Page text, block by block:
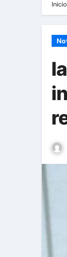
Inicio